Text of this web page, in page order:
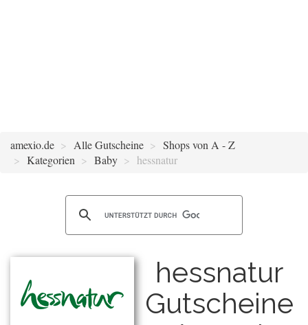
amexio.de Alle Gutscheine
Shops von A - Z
Kategorien
Baby hessnatur
hessnatur
Gutscheine